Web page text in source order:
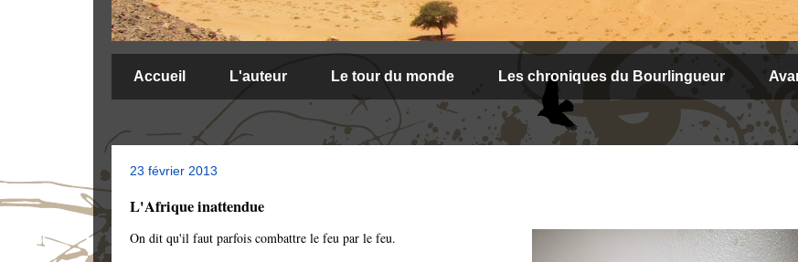
Accueil L'auteur Le tour du monde Les chroniques du Bourlingueur
23 février 2013
L'Afrique inattendue
On dit qu'il faut parfois combattre le feu par le feu.